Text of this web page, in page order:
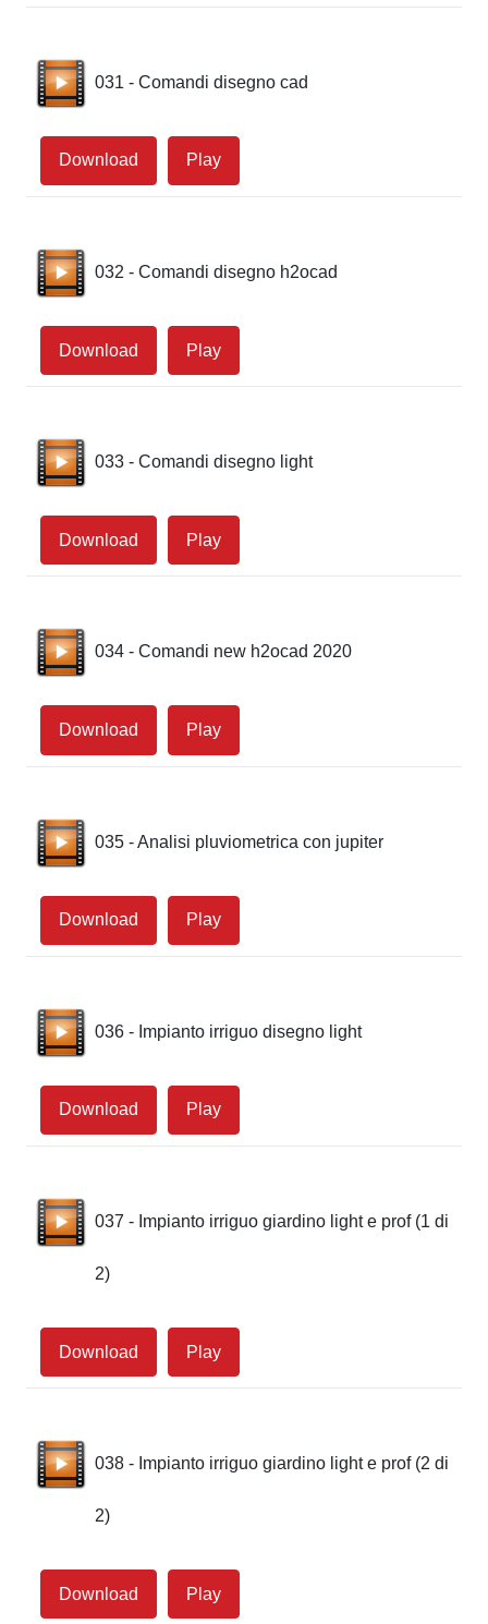
031 - Comandi disegno cad
Download Play
032 - Comandi disegno h2ocad
Download Play
033 - Comandi disegno light
Download Play
034 - Comandi new h2ocad 2020
Download Play
035 - Analisi pluviometrica con jupiter
Download Play
036 - Impianto irriguo disegno light
Download Play
037 - Impianto irriguo giardino light e prof (1 di
2)
Download Play
038 - Impianto irriguo giardino light e prof (2 di
2)
Download Play